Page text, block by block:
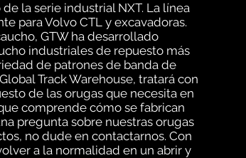
la serie industrial NXT. La línea
para Volvo CTL y excavadoras.
GTW ha desarrollado
industriales de repuesto más
de patrones de banda de
Track Warehouse, tratará con
de las orugas que necesita en
comprende cómo se fabrican
pregunta sobre nuestras orugas
no dude en contactarnos. Con
a la normalidad en un abrir y